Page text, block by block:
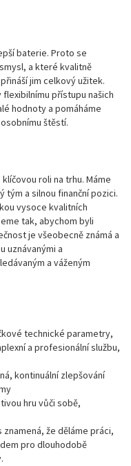
baterie. Proto se
a které kvalitně
jim celkový užitek.
přístupu našich
hodnoty a pomáháme
štěstí.
roli na trhu. Máme
tým a silnou finanční pozici.
vysoce kvalitních
tak, abychom byli
je všeobecně známá a
uznávanými a
a váženým
technické parametry,
a profesionální službu,
kontinuální zlepšování
hru vůči sobě,
že děláme práci,
pro dlouhodobě